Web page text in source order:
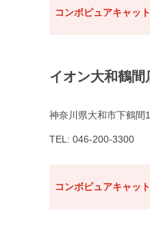
コンボピュアキャッ
イオン大和鶴間
神奈川県大和市下鶴間
TEL: 046-200-3300
コンボピュアキャッ